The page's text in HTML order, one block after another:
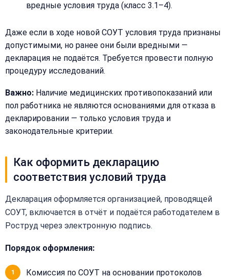
вредные условия труда (класс 3.1–4).
Даже если в ходе новой СОУТ условия труда признаны
допустимыми, но ранее они были вредными —
декларация не подаётся. Требуется провести полную
процедуру исследований.
Важно: Наличие медицинских противопоказаний или
пол работника не являются основаниями для отказа в
декларировании — только условия труда и
законодательные критерии.
Как оформить декларацию
соответствия условий труда
Декларация оформляется организацией, проводящей
СОУТ, включается в отчёт и подаётся работодателем в
Роструд через электронную подпись.
Порядок оформления:
Комиссия по СОУТ на основании протоколов
Email:
Сообщение:
Согласен на
обработку
данных
Получить расчёт
—
и
рассчитаем
стоимость
Телефон:
Добавить
персональных
данных
в течение